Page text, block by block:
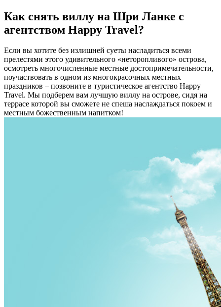
Как снять виллу на Шри Ланке с
агентством Happy Travel?
Если вы хотите без излишней суеты насладиться всеми
прелестями этого удивительного «неторопливого» острова,
осмотреть многочисленные местные достопримечательности,
поучаствовать в одном из многокрасочных местных
праздников – позвоните в туристическое агентство Happy
Travel. Мы подберем вам лучшую виллу на острове, сидя на
террасе которой вы сможете не спеша наслаждаться покоем и
местным божественным напитком!